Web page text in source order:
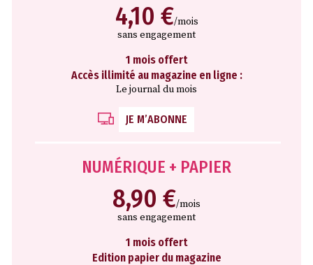
4,10 €/mois
sans engagement
1 mois offert
Accès illimité au magazine en ligne :
Le journal du mois
JE M’ABONNE
NUMÉRIQUE + PAPIER
8,90 €/mois
sans engagement
1 mois offert
Edition papier du magazine